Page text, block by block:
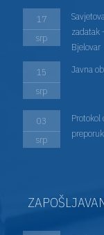
17
srp
zadatak
Bjelovar
15
srp
Javna
03
srp